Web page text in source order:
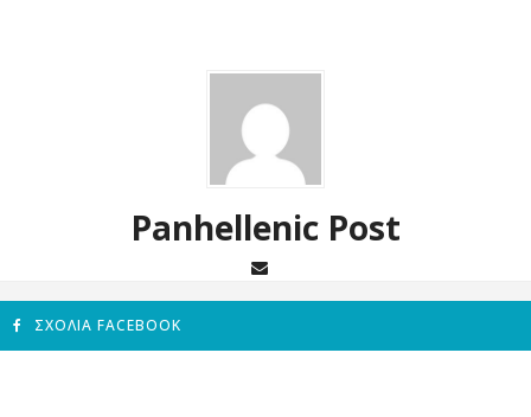
Panhellenic Post
ΣΧΌΛΙΑ FACEBOOK